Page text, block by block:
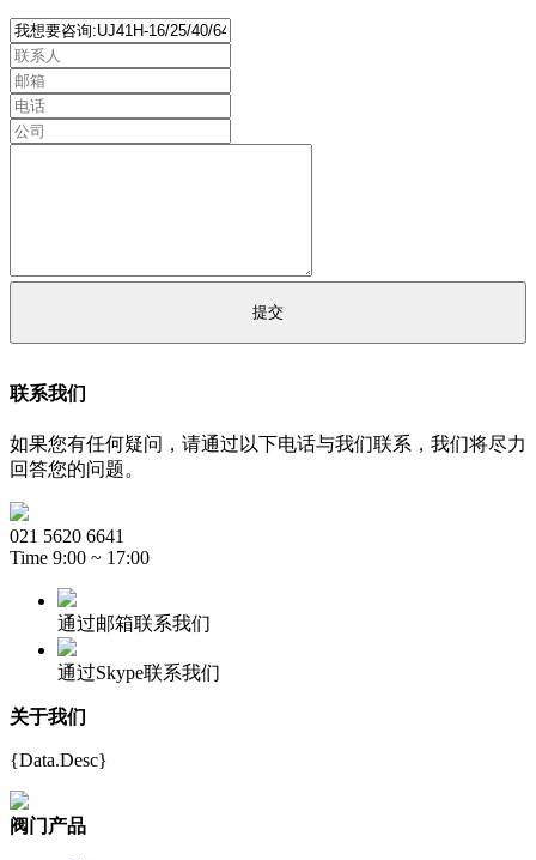
联系我们
如果您有任何疑问，请通过以下电话与我们联系，我们将尽力
回答您的问题。
021 5620 6641
Time 9:00 ~ 17:00
通过邮箱联系我们
通过Skype联系我们
关于我们
{Data.Desc}
阀门产品